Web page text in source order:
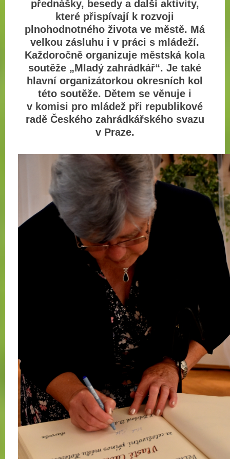
přednášky, besedy a další aktivity,
které přispívají k rozvoji
plnohodnotného života ve městě. Má
velkou zásluhu i v práci s mládeží.
Každoročně organizuje městská kola
soutěže „Mladý zahrádkář“. Je také
hlavní organizátorkou okresních kol
této soutěže. Dětem se věnuje i
v komisi pro mládež při republikové
radě Českého zahrádkářského svazu
v Praze.